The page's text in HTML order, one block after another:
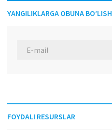
YANGILIKLARGA OBUNA BO‘LISH
FOYDALI RESURSLAR